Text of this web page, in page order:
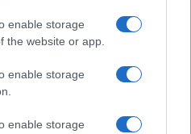
enable storage
the website or app.
enable storage
enable storage
contro spaccio e degrado:
come scegliere la